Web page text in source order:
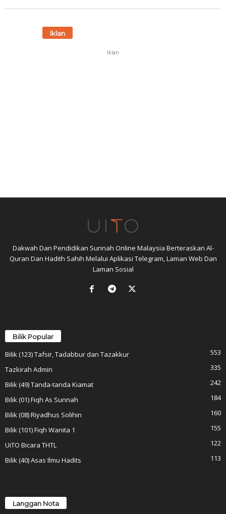
Iklan
Iklan
Dakwah Dan Pendidikan Sunnah Online Malaysia Berteraskan Al-
Quran Dan Hadith Sahih Melalui Aplikasi Telegram, Laman Web Dan
Laman Sosial
Bilik Popular
Bilik (123) Tafsir, Tadabbur dan Tazakkur
553
Tazkirah Admin
335
Bilik (49) Tanda-tanda Kiamat
242
Bilik (01) Fiqh As Sunnah
184
Bilik (08) Riyadhus Solihin
160
Bilik (101) Fiqh Wanita 1
155
UiTO Bicara THTL
122
Bilik (40) Asas Ilmu Hadits
113
Langgan Nota